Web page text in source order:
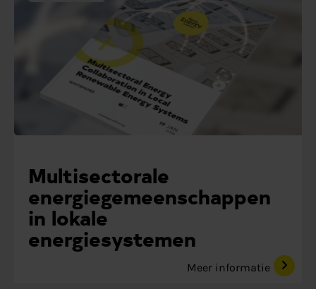
Multisectorale
energiegemeenschappen
in lokale
energiesystemen
Meer informatie